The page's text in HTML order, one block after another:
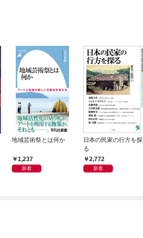
地域芸術祭とは何か
1,237
新着
日本の民家の行方を探
る
2,772
新着